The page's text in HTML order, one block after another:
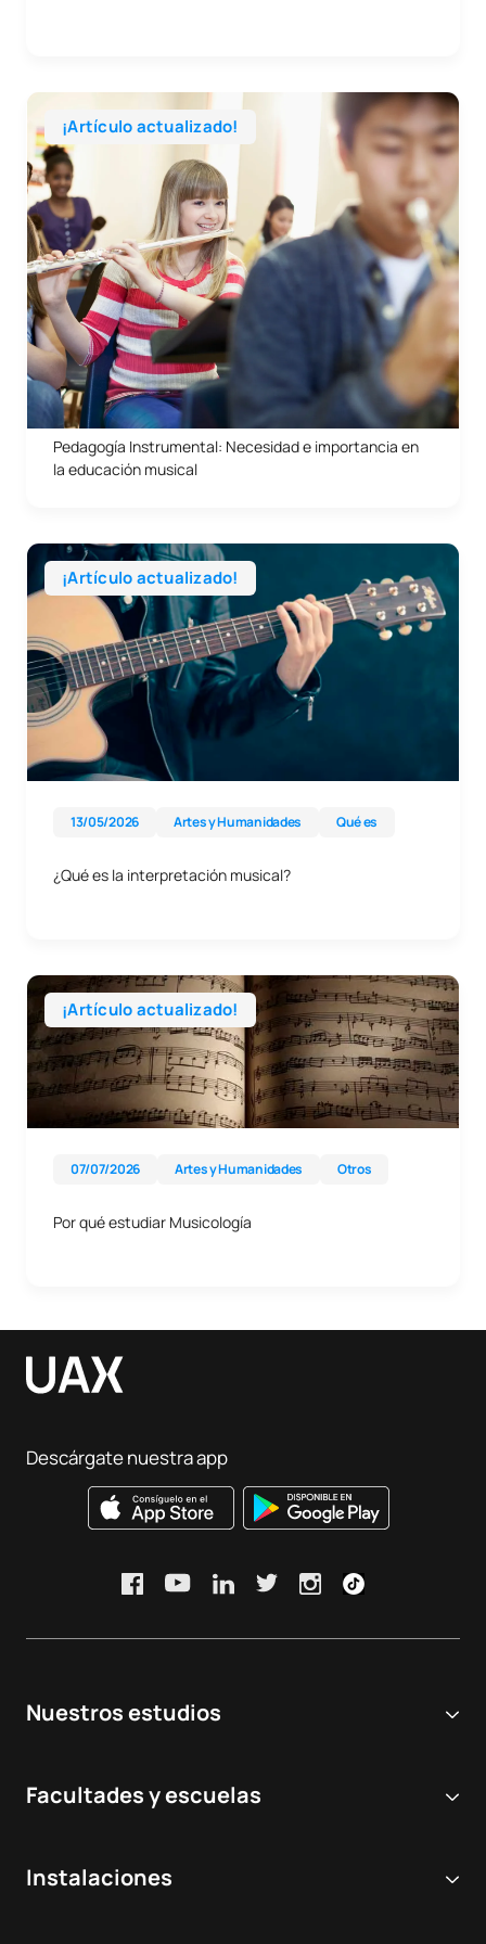
¡Artículo actualizado!
04/06/2026
Artes y
Humanidades
es
hace
Pedagogía Instrumental: Necesidad e importancia en
la educación musical
¡Artículo actualizado!
13/05/2026 Artes y Humanidades Qué es
¿Qué es la interpretación musical?
¡Artículo actualizado!
07/07/2026 Artes y Humanidades Otros
Por qué estudiar Musicología
Nuestros estudios
Grados Universitarios
Facultades y escuelas
Odontología
Instalaciones
Descárgate nuestra app